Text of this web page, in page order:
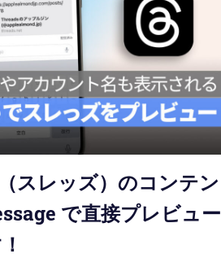
スレッズ）のコンテン
で直接プレビュー